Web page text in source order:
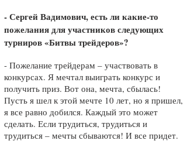
-Сергей Вадимович, есть ли какие-то
пожелания для участников следующих
турниров «Битвы трейдеров»?
- Пожелание трейдерам – участвовать в
конкурсах. Я мечтал выиграть конкурс и
получить приз. Вот она, мечта, сбылась!
Пусть я шел к этой мечте 10 лет, но я пришел,
я все равно добился. Каждый это может
сделать. Если трудиться, трудиться и
трудиться – мечты сбываются! И все придет.